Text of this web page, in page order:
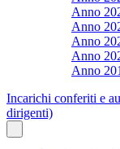
Anno
Anno
Anno
Anno
Anno
Incarichi conferiti e
dirigenti)